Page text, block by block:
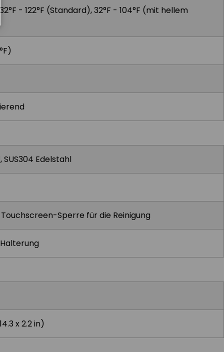
- 122°F (Standard), 32°F - 104°F (mit hellem
SUS304 Edelstahl
Sperre für die Reinigung
x 2.2 in)